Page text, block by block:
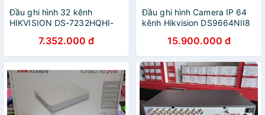
Đầu ghi hình 32 kênh
HIKVISION DS-7232HQHI-
7.352.000 đ
Đầu ghi hình Camera IP 64
kênh Hikvision DS9664NII8
15.900.000 đ